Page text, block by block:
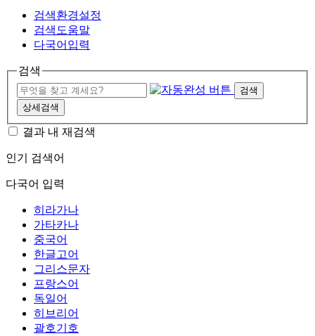
검색환경설정
검색도움말
다국어입력
검색
검색
상세검색
결과 내 재검색
인기 검색어
다국어 입력
히라가나
가타카나
중국어
한글고어
그리스문자
프랑스어
독일어
히브리어
괄호기호